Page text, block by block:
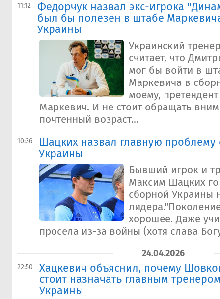
11:12
Федорчук назвал экс-игрока
был бы полезен в штабе
Украины
Украинский
считает, что
мог бы войти в
Маркевича в
моему,
Маркевич. И не стоит обращать
почтенный возраст...
10:36
Шацких назвал главную проблему
Украины
Бывший игрок и
Максим Шацких
сборной Украины
хорошее. Даже
просела из-за войны (хотя слава
24.04.2026
22:50
Хацкевич объяснил, почему
стоит назначать главным
Украины